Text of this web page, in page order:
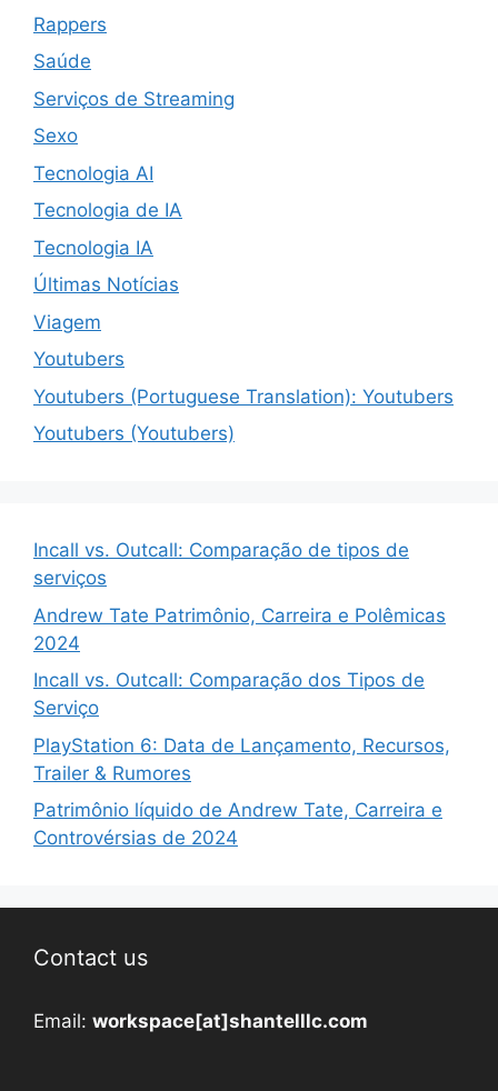
Rappers
Saúde
Serviços de Streaming
Sexo
Tecnologia AI
Tecnologia de IA
Tecnologia IA
Últimas Notícias
Viagem
Youtubers
Youtubers (Portuguese Translation): Youtubers
Youtubers (Youtubers)
Incall vs. Outcall: Comparação de tipos de
serviços
Andrew Tate Patrimônio, Carreira e Polêmicas
2024
Incall vs. Outcall: Comparação dos Tipos de
Serviço
PlayStation 6: Data de Lançamento, Recursos,
Trailer & Rumores
Patrimônio líquido de Andrew Tate, Carreira e
Controvérsias de 2024
Contact us
Email: workspace[at]shantelllc.com